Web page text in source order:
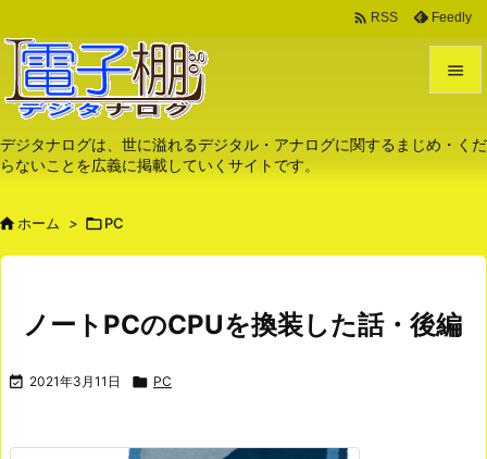
デジタナログは、世に溢れるデジタル・アナログに関するまじめ・くだ
らないことを広義に掲載していくサイトです。

メニュ

 RSS Feedly
ホーム > PC
ノートPCのCPUを換装した話・後編
 2021年3月11日  PC